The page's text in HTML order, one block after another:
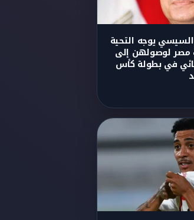
يوجه التحية
مصر لوصولهن إلى
في بطولة كأس